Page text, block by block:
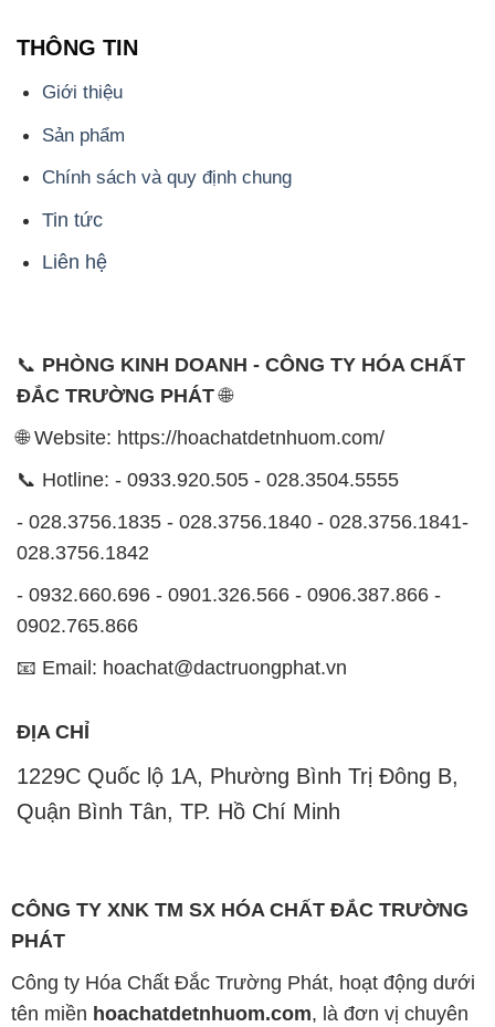
THÔNG TIN
Giới thiệu
Sản phẩm
Chính sách và quy định chung
Tin tức
Liên hệ
📞 PHÒNG KINH DOANH - CÔNG TY HÓA CHẤT
ĐẮC TRƯỜNG PHÁT🌐
🌐 Website: https://hoachatdetnhuom.com/
📞 Hotline: - 0933.920.505 - 028.3504.5555
- 028.3756.1835 - 028.3756.1840 - 028.3756.1841-
028.3756.1842
- 0932.660.696 - 0901.326.566 - 0906.387.866 -
0902.765.866
📧 Email: hoachat@dactruongphat.vn
ĐỊA CHỈ
1229C Quốc lộ 1A, Phường Bình Trị Đông B,
Quận Bình Tân, TP. Hồ Chí Minh
CÔNG TY XNK TM SX HÓA CHẤT ĐẮC TRƯỜNG
PHÁT
Công ty Hóa Chất Đắc Trường Phát, hoạt động dưới
tên miền hoachatdetnhuom.com, là đơn vị chuyên